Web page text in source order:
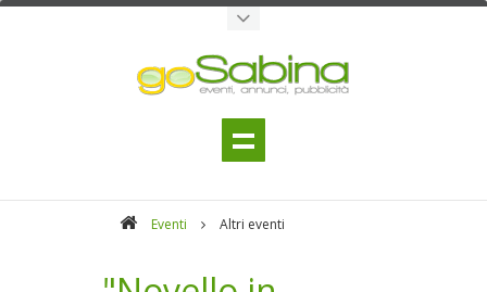
Eventi Altri eventi